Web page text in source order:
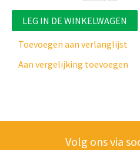
LEG IN DE WINKELWAGEN
Toevoegen aan verlanglijst
Aan vergelijking toevoegen
Volg ons via